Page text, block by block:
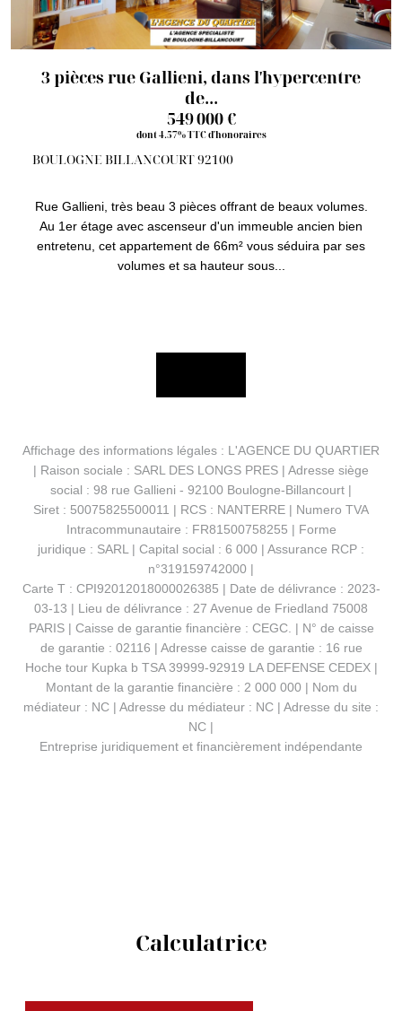
3 pièces rue Gallieni, dans l'hypercentre
de...
549 000 €
dont 4.57% TTC d'honoraires
BOULOGNE BILLANCOURT 92100
Rue Gallieni, très beau 3 pièces offrant de beaux volumes.
Au 1er étage avec ascenseur d'un immeuble ancien bien
entretenu, cet appartement de 66m² vous séduira par ses
volumes et sa hauteur sous...
Affichage des informations légales : L'AGENCE DU QUARTIER
| Raison sociale : SARL DES LONGS PRES | Adresse siège
social : 98 rue Gallieni - 92100 Boulogne-Billancourt |
Siret : 50075825500011 | RCS : NANTERRE | Numero TVA
Intracommunautaire : FR81500758255 | Forme
juridique : SARL | Capital social : 6 000 | Assurance RCP :
n°319159742000 |
Carte T : CPI92012018000026385 | Date de délivrance : 2023-
03-13 | Lieu de délivrance : 27 Avenue de Friedland 75008
PARIS | Caisse de garantie financière : CEGC. | N° de caisse
de garantie : 02116 | Adresse caisse de garantie : 16 rue
Hoche tour Kupka b TSA 39999-92919 LA DEFENSE CEDEX |
Montant de la garantie financière : 2 000 000 | Nom du
médiateur : NC | Adresse du médiateur : NC | Adresse du site :
NC |
Entreprise juridiquement et financièrement indépendante
Calculatrice